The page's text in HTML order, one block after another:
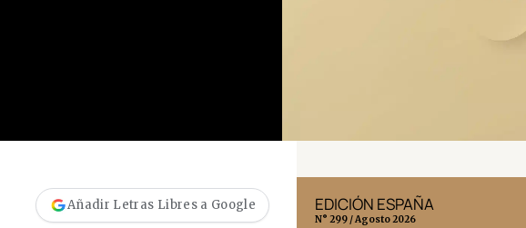
Añadir Letras Libres a Google
EDICIÓN MÉXICO
N° 332 / Agosto 2026
EDICIÓN ESPAÑA
N° 299 / Agosto 2026